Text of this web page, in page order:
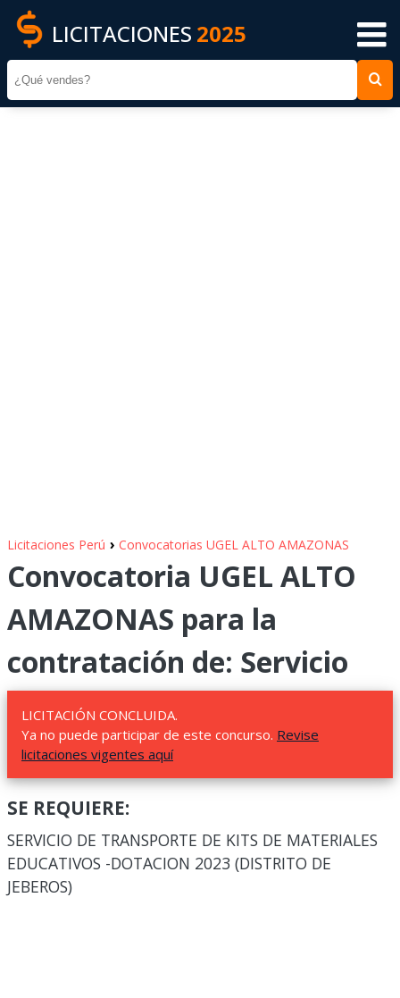
LICITACIONES 2025
Licitaciones Perú › Convocatorias UGEL ALTO AMAZONAS
Convocatoria UGEL ALTO
AMAZONAS para la
contratación de: Servicio
LICITACIÓN CONCLUIDA.
Ya no puede participar de este concurso. Revise
licitaciones vigentes aquí
SE REQUIERE:
SERVICIO DE TRANSPORTE DE KITS DE MATERIALES
EDUCATIVOS -DOTACION 2023 (DISTRITO DE
JEBEROS)